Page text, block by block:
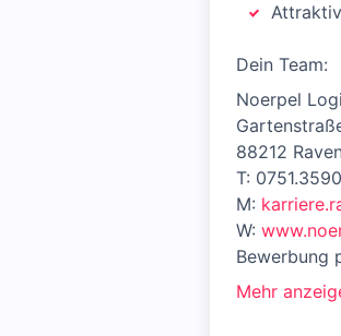
Dein Team:
Noerpel
88212
T:
M:
W:
Bewerbung
Mehr